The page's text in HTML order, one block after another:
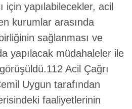
için yapılabilecekler, acil
kurumlar arasında
sağlanması ve
yapılacak müdahaleler ile
Acil Çağrı
Uygun tarafından
faaliyetlerinin